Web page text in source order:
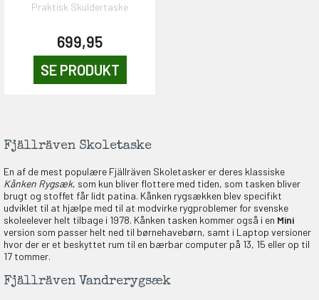
Praktisk Skuldertaske
699,95
SE PRODUKT
Fjällräven Skoletaske
En af de mest populære Fjällräven Skoletasker er deres klassiske
Kånken Rygsæk, som kun bliver flottere med tiden, som tasken bliver
brugt og stoffet får lidt patina. Kånken rygsækken blev specifikt
udviklet til at hjælpe med til at modvirke rygproblemer for svenske
skoleelever helt tilbage i 1978. Kånken tasken kommer også i en Mini
version som passer helt ned til børnehavebørn, samt i Laptop versioner
hvor der er et beskyttet rum til en bærbar computer på 13, 15 eller op til
17 tommer.
Fjällräven Vandrerygsæk